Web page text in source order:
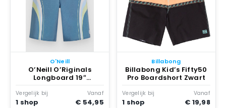
O'Neill
O’Neill O’Riginals
Longboard 19″
Boardshorts Blauw
Vergelijk bij
1 shop
Vanaf
€ 54,95
Billabong
Billabong Kid’s Fifty50
Pro Boardshort Zwart
Vergelijk bij
1 shop
Vanaf
€ 19,98